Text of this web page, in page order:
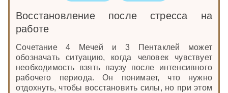
Восстановление после стресса на
работе
Сочетание 4 Мечей и 3 Пентаклей может
обозначать ситуацию, когда человек чувствует
необходимость взять паузу после интенсивного
рабочего периода. Он понимает, что нужно
отдохнуть, чтобы восстановить силы, но при этом